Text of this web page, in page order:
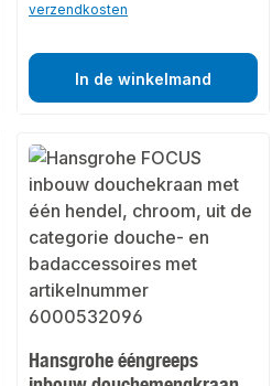
verzendkosten
In de winkelmand
Hansgrohe ééngreeps